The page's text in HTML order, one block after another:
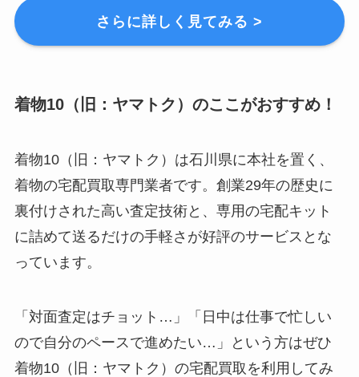
さらに詳しく見てみる >
着物10（旧：ヤマトク）のここがおすすめ！
着物10（旧：ヤマトク）は石川県に本社を置く、
着物の宅配買取専門業者です。創業29年の歴史に
裏付けされた高い査定技術と、専用の宅配キット
に詰めて送るだけの手軽さが好評のサービスとな
っています。
「対面査定はチョット…」「日中は仕事で忙しい
ので自分のペースで進めたい…」という方はぜひ
着物10（旧：ヤマトク）の宅配買取を利用してみ